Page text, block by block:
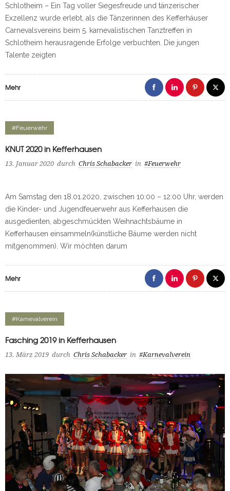
Schlotheim – Ein Tag voller Siegesfreude und tänzerischer
Exzellenz wurde erlebt, als die Tänzerinnen des Kefferhäuser
Carnevalsvereins beim 5. karnevalistischen Tanztreffen in
Schlotheim herausragende Erfolge verbuchten. Die jungen
Talente zeigten
Mehr
#Feuerwehr
KNUT 2020 in Kefferhausen
13. Januar 2020 durch Chris Schabacker in #Feuerwehr
Am Samstag den 18.01.2020, zwischen 10:00 – 12:00 Uhr, werden
die Kinder- und Jugendfeuerwehr aus Kefferhausen die
ausgedienten, abgeschmückten Weihnachtsbäume in
Kefferhausen einsammeln(künstliche Bäume werden nicht
mitgenommen). Wir möchten darum
Mehr
#Karnevalverein
Fasching 2019 in Kefferhausen
13. März 2019 durch Chris Schabacker in #Karnevalverein